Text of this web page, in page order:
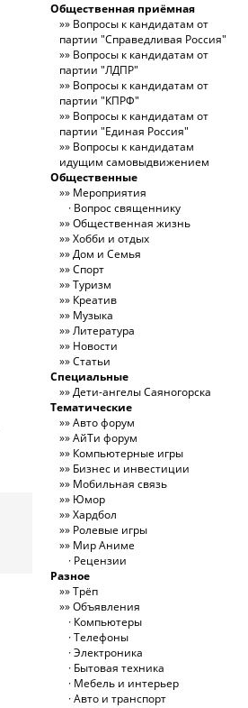
Общественная приёмная
Вопросы к кандидатам от
партии "Справедливая Россия"
Вопросы к кандидатам от
партии "ЛДПР"
Вопросы к кандидатам от
партии "КПРФ"
Вопросы к кандидатам от
партии "Единая Россия"
Вопросы к кандидатам
идущим самовыдвижением
Общественные
Мероприятия
Вопрос священнику
Общественная жизнь
Хобби и отдых
Дом и Семья
Спорт
Туризм
Креатив
Музыка
Литература
Новости
Статьи
Специальные
Дети-ангелы Саяногорска
Тематические
Авто форум
АйТи форум
Компьютерные игры
Бизнес и инвестиции
Мобильная связь
Юмор
Хардбол
Ролевые игры
Мир Аниме
Рецензии
Разное
Трёп
Объявления
Компьютеры
Телефоны
Электроника
Бытовая техника
Мебель и интерьер
Авто и транспорт